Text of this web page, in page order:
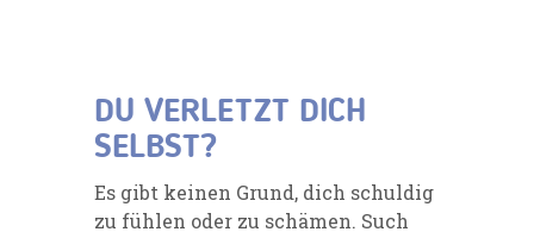
DU VERLETZT DICH
SELBST?
Es gibt keinen Grund, dich schuldig
zu fühlen oder zu schämen. Such